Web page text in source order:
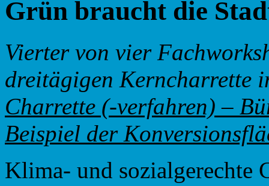
Grün braucht die
Vierter von vier
dreitägigen Kerncharrette
Charrette (-verfahren) –
Beispiel der
Klima- und sozialgerechte